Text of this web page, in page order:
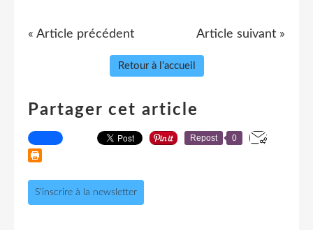
« Article précédent Article suivant »
Retour à l'accueil
Partager cet article
Repost 0
S'inscrire à la newsletter